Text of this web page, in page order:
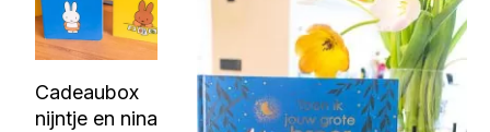
Cadeaubox
nijntje en nina